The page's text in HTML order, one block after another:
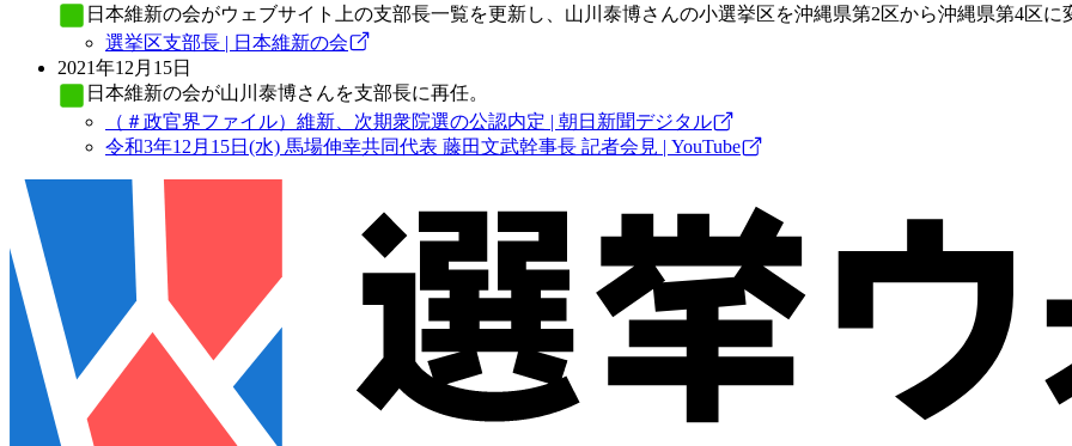
日本維新の会がウェブサイト上の支部長一覧を更新し、山川泰博さんの小選挙区を沖縄県第2区から沖縄県第4区
選挙区支部長 | 日本維新の会
2021年12月15日
日本維新の会が山川泰博さんを支部長に再任。
（＃政官界ファイル）維新、次期衆院選の公認内定 | 朝日新聞デジタル
令和3年12月15日(水) 馬場伸幸共同代表 藤田文武幹事長 記者会見 | YouTube